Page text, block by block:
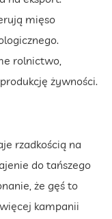
mięso
rolnictwo,
żywności.
rzadkością na
do tańszego
że gęś to
kampanii